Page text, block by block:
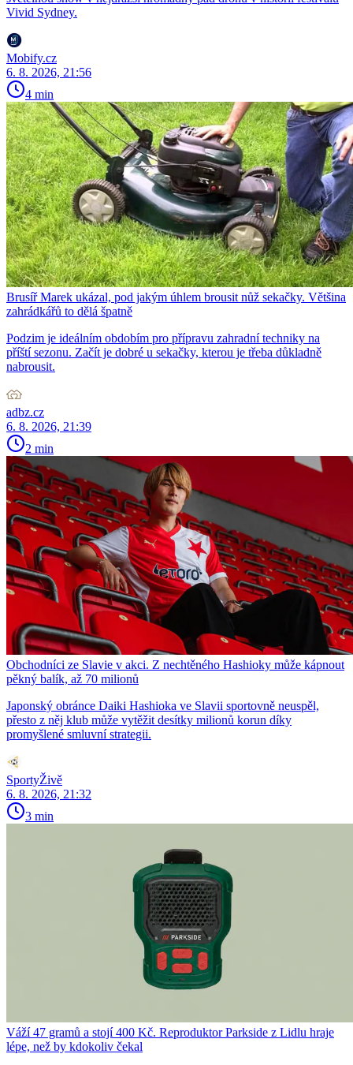
Vivid Sydney.
Mobify.cz
6. 8. 2026, 21:56
4 min
Brusíř Marek ukázal, pod jakým úhlem brousit nůž sekačky. Většina
zahrádkářů to dělá špatně
Podzim je ideálním obdobím pro přípravu zahradní techniky na
příští sezonu. Začít je dobré u sekačky, kterou je třeba důkladně
nabrousit.
adbz.cz
6. 8. 2026, 21:39
2 min
Obchodníci ze Slavie v akci. Z nechtěného Hashioky může kápnout
pěkný balík, až 70 milionů
Japonský obránce Daiki Hashioka ve Slavii sportovně neuspěl,
přesto z něj klub může vytěžit desítky milionů korun díky
promyšlené smluvní strategii.
SportyŽivě
6. 8. 2026, 21:32
3 min
Váží 47 gramů a stojí 400 Kč. Reproduktor Parkside z Lidlu hraje
lépe, než by kdokoliv čekal